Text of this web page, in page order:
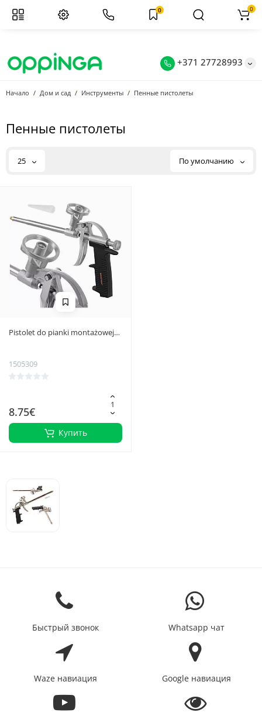
+371 27728993
0 0
Начало Дом и сад Инструменты Пенные пистолеты
Пенные пистолеты
25 По умолчанию
Pistolet do pianki montażowej
1505309
8.75€
Купить
Быстрый звонок Whatsapp чат
Waze навиация Google навиация